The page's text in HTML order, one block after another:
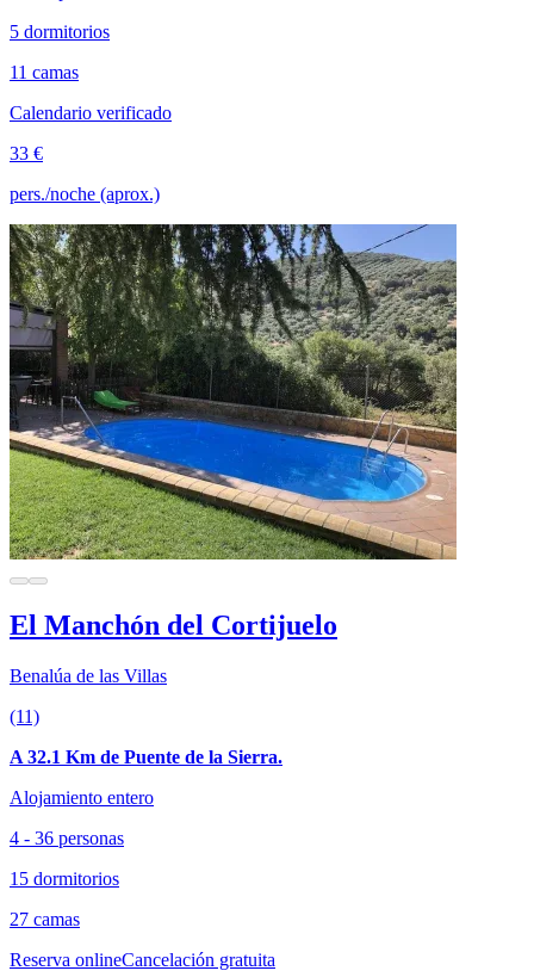
5 dormitorios
11 camas
Calendario verificado
33 €
pers./noche (aprox.)
El Manchón del Cortijuelo
Benalúa de las Villas
(11)
A 32.1 Km de Puente de la Sierra.
Alojamiento entero
4 - 36 personas
15 dormitorios
27 camas
Reserva onlineCancelación gratuita